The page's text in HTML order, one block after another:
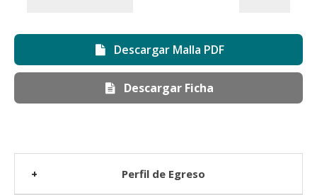
Descargar Malla PDF
Descargar Ficha
Perfil de Egreso